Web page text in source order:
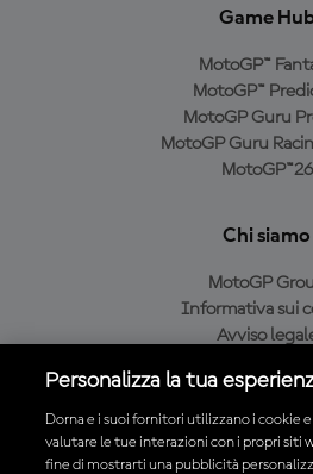
Game
MotoGP™
MotoGP™
MotoGP Guru
MotoGP Guru
MotoGP™26
Chi siamo
MotoGP
Informativa sui
Avviso
Condizioni di
Personalizza la tua
Dorna e i suoi fornitori utilizzano i cookie
valutare le tue interazioni con i propri siti
fine di mostrarti una pubblicità